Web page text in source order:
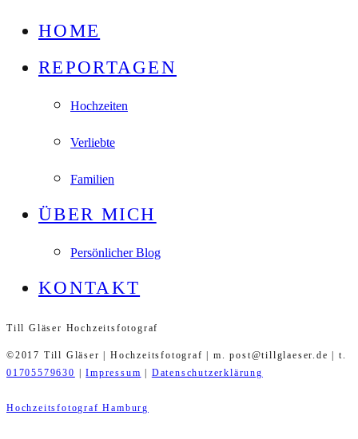
HOME
REPORTAGEN
Hochzeiten
Verliebte
Familien
ÜBER MICH
Persönlicher Blog
KONTAKT
Till Gläser Hochzeitsfotograf
©2017 Till Gläser | Hochzeitsfotograf | m. post@tillglaeser.de | t.
01705579630
|Impressum Datenschutzerklärung
Hochzeitsfotograf Hamburg